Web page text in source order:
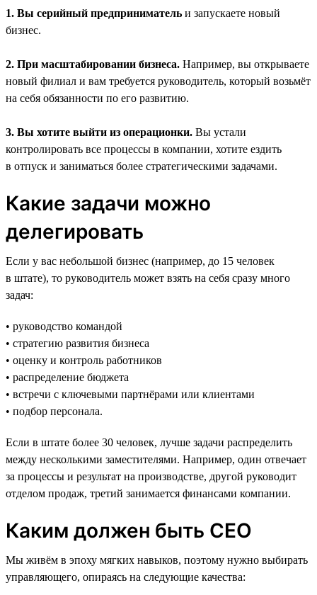
1. Вы серийный предприниматель и запускаете новый
бизнес.
2. При масштабировании бизнеса. Например, вы открываете
новый филиал и вам требуется руководитель, который возьмёт
на себя обязанности по его развитию.
3. Вы хотите выйти из операционки. Вы устали
контролировать все процессы в компании, хотите ездить
в отпуск и заниматься более стратегическими задачами.
Какие задачи можно
делегировать
Если у вас небольшой бизнес (например, до 15 человек
в штате), то руководитель может взять на себя сразу много
задач:
• руководство командой
• стратегию развития бизнеса
• оценку и контроль работников
• распределение бюджета
• встречи с ключевыми партнёрами или клиентами
• подбор персонала.
Если в штате более 30 человек, лучше задачи распределить
между несколькими заместителями. Например, один отвечает
за процессы и результат на производстве, другой руководит
отделом продаж, третий занимается финансами компании.
Каким должен быть CEO
Мы живём в эпоху мягких навыков, поэтому нужно выбирать
управляющего, опираясь на следующие качества: